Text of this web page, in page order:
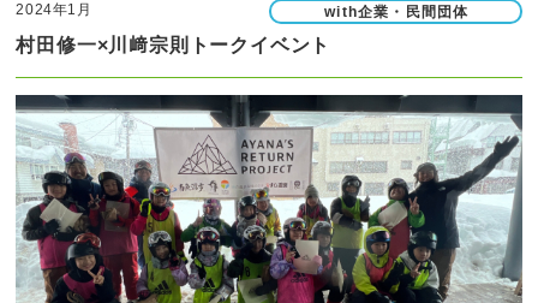
2024年1月 with企業・民間団体
村田修一×川﨑宗則トークイベント